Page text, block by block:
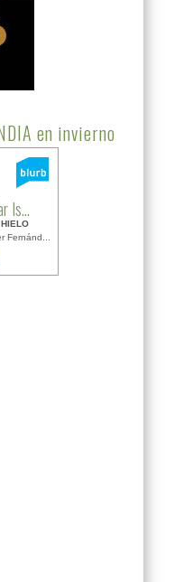
en invierno
Is...
Fernánd...